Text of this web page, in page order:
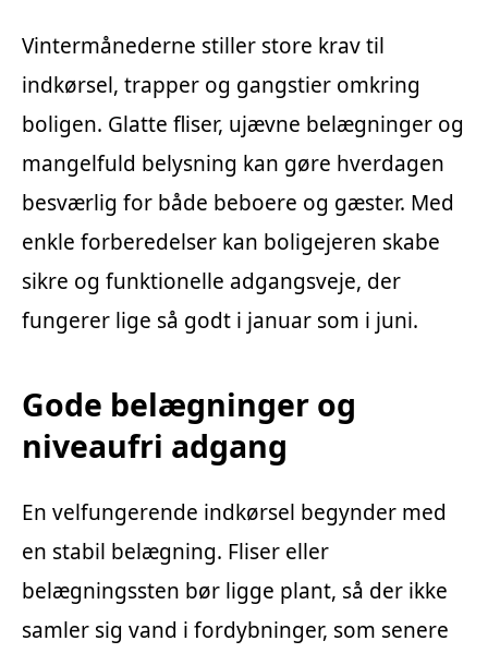
Vintermånederne stiller store krav til
indkørsel, trapper og gangstier omkring
boligen. Glatte fliser, ujævne belægninger og
mangelfuld belysning kan gøre hverdagen
besværlig for både beboere og gæster. Med
enkle forberedelser kan boligejeren skabe
sikre og funktionelle adgangsveje, der
fungerer lige så godt i januar som i juni.
Gode belægninger og
niveaufri adgang
En velfungerende indkørsel begynder med
en stabil belægning. Fliser eller
belægningssten bør ligge plant, så der ikke
samler sig vand i fordybninger, som senere